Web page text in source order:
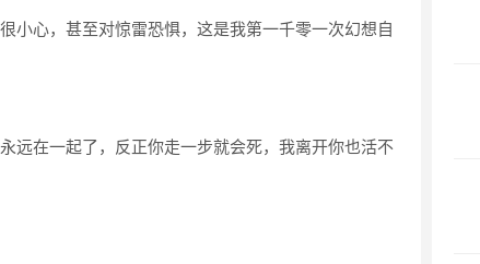
小心，甚至对惊雷恐惧，这是我第一千零一次幻想自
远在一起了，反正你走一步就会死，我离开你也活不